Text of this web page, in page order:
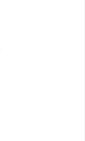
платы
телефона
телефона